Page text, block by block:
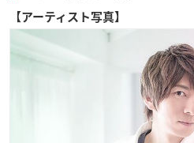
【アーティスト写真】